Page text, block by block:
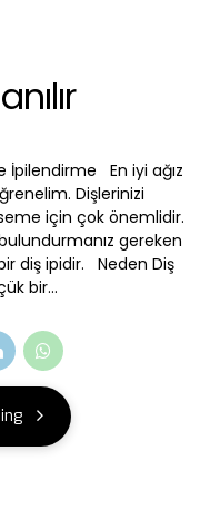
İpilendirme En iyi ağız
Dişlerinizi
için çok önemlidir.
gereken
diş ipidir. Neden Diş
bir...